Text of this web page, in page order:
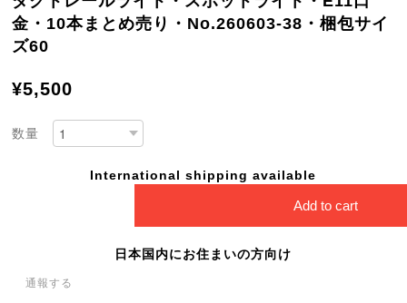
金・10本まとめ売り・No.260603-38・梱包サイ
ズ60
¥5,500
数量
International shipping available
Add to cart
日本国内にお住まいの方向け
通報する